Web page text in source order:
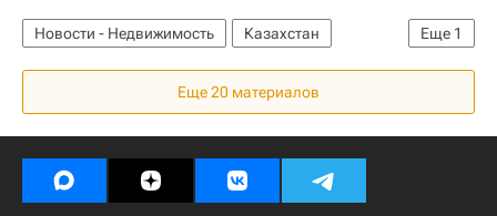
Еще 1
Новости - Недвижимость
Казахстан
Земельные участки
Еще 20 материалов